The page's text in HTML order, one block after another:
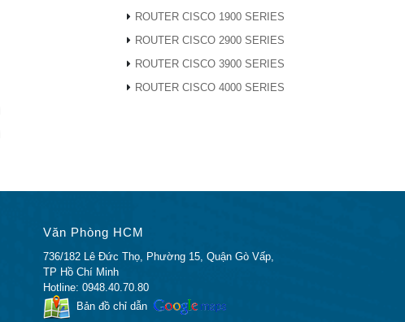
ROUTER CISCO 1900 SERIES
ROUTER CISCO 2900 SERIES
ROUTER CISCO 3900 SERIES
ROUTER CISCO 4000 SERIES
Văn Phòng HCM
736/182 Lê Đức Thọ, Phường 15, Quận Gò Vấp,
TP Hồ Chí Minh
Hotline: 0948.40.70.80
Bản đồ chỉ dẫn